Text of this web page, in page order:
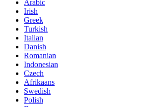
Arabic
Irish
Greek
Turkish
Italian
Danish
Romanian
Indonesian
Czech
Afrikaans
Swedish
Polish